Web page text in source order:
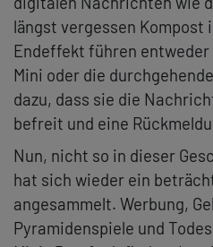
längst vergessen Kompost
Endeffekt führen
Mini oder die
dazu, dass sie die
befreit und eine
Nun, nicht so in dieser
hat sich wieder ein
angesammelt. Werbung,
Pyramidenspiele und